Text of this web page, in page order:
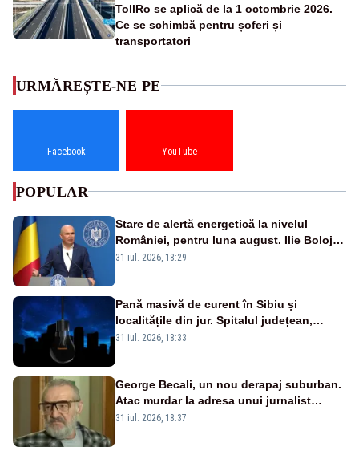
TollRo se aplică de la 1 octombrie 2026.
Ce se schimbă pentru șoferi și
transportatori
URMĂREȘTE-NE PE
Facebook YouTube
POPULAR
Stare de alertă energetică la nivelul
României, pentru luna august. Ilie Bolojan
a anunțat importuri și posibile restricții –
31 iul. 2026, 18:29
Pană masivă de curent în Sibiu și
localitățile din jur. Spitalul județean,
semafoarele, rețelele de telefonie, grav
31 iul. 2026, 18:33
George Becali, un nou derapaj suburban.
Atac murdar la adresa unui jurnalist
sportiv – AUDIO
31 iul. 2026, 18:37